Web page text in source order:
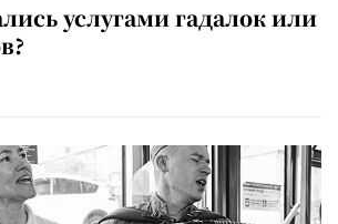
услугами гадалок или